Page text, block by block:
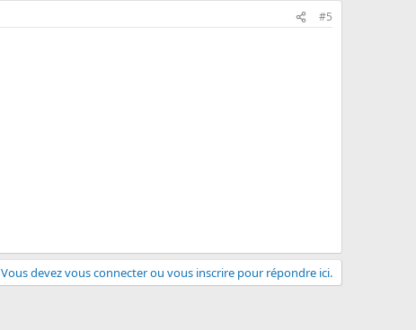
#5
Vous devez vous connecter ou vous inscrire pour répondre ici.